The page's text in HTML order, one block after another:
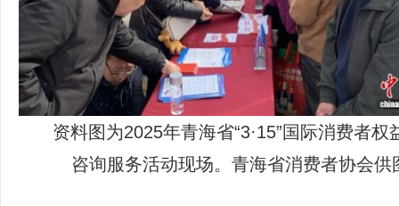
资料图为2025年青海省“3·15”国际消费者权
咨询服务活动现场。青海省消费者协会供